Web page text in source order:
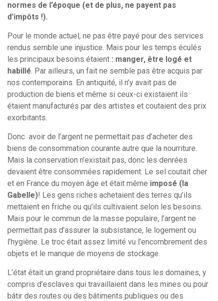
normes de l’époque (et de plus, ne payent pas
d’impôts !).
Pour le monde actuel, ne pas être payé pour des services
rendus semble une injustice. Mais pour les temps éculés
les principaux besoins étaient : manger, être logé et
habillé. Par ailleurs, un fait ne semble pas être acquis par
nos contemporains. En antiquité, il n’y avait pas de
production de biens et même si ceux-ci existaient ils
étaient manufacturés par des artistes et coutaient des prix
exorbitants.
Donc avoir de l’argent ne permettait pas d’acheter des
biens de consommation courante autre que la nourriture.
Mais la conservation n’existait pas, donc les denrées
devaient être consommées rapidement. Le sel coutait cher
et en France du moyen âge et était même imposé (la
Gabelle)! Les gens riches achetaient des terres qu’ils
mettaient en friche ou qu’ils cultivaient selon les besoins.
Mais pour le commun de la masse populaire, l’argent ne
permettait pas d’assurer la subsistance, le logement ou
l’hygiène. Le troc était assez limité vu l’encombrement des
objets et le manque de moyens de stockage.
L’état était un grand propriétaire dans tous les domaines, y
compris d’esclaves qui travaillaient dans les mines ou pour
bâtir des routes ou des bâtiments publiques ou des